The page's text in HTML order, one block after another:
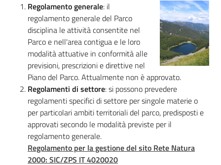
Regolamento generale: il
regolamento generale del Parco
disciplina le attività consentite nel
Parco e nell'area contigua e le loro
modalità attuative in conformità alle
previsioni, prescrizioni e direttive nel
Piano del Parco. Attualmente non è approvato.
Regolamenti di settore: si possono prevedere
regolamenti specifici di settore per singole materie o
per particolari ambiti territoriali del parco, predisposti e
approvati secondo le modalità previste per il
regolamento generale.
Regolamento per la gestione del sito Rete Natura
2000: SIC/ZPS IT 4020020